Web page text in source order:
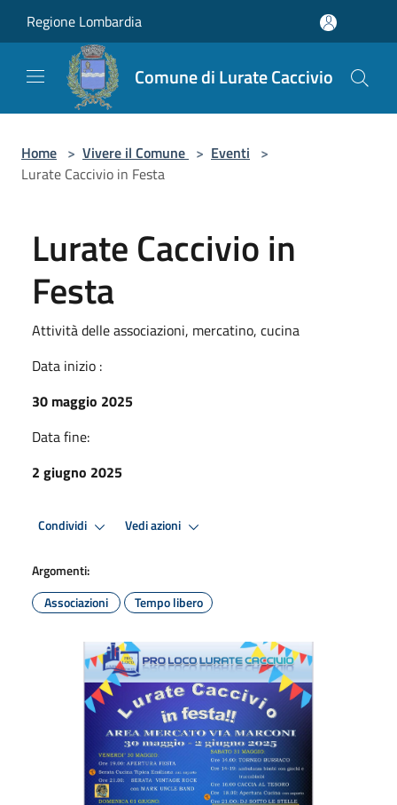
Regione Lombardia
Comune di Lurate Caccivio
Home > Vivere il Comune > Eventi >
Lurate Caccivio in Festa
Lurate Caccivio in
Festa
Attività delle associazioni, mercatino, cucina
Data inizio :
30 maggio 2025
Data fine:
2 giugno 2025
Condividi Vedi azioni
Argomenti:
Associazioni
Tempo libero